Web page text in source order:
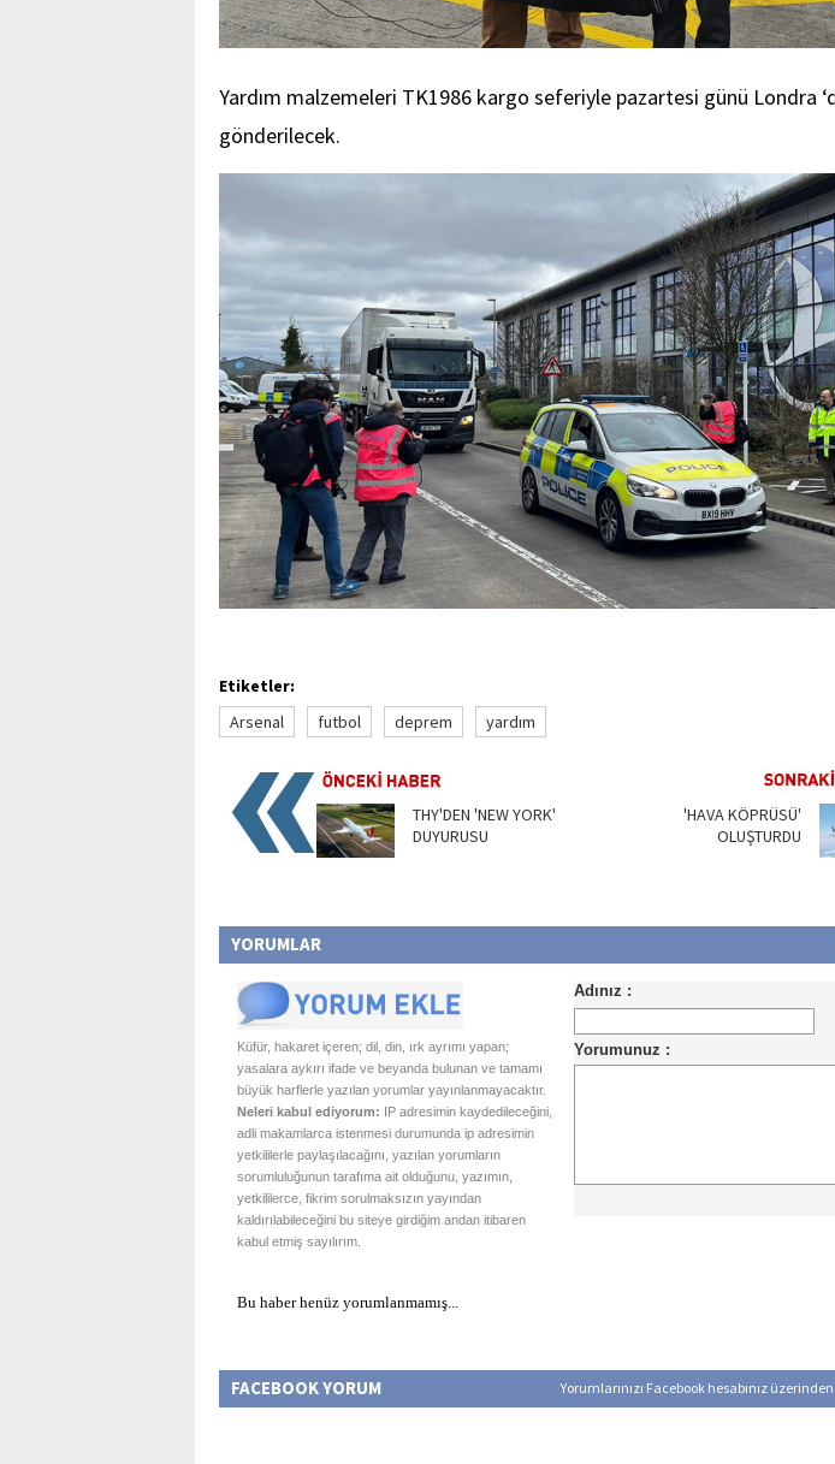
Yardım malzemeleri TK1986 kargo seferiyle pazartesi günü Londra
gönderilecek.
Etiketler:
Arsenal
futbol deprem yardım
THY'DEN 'NEW YORK'
DUYURUSU
'HAVA KÖPRÜSÜ'
OLUŞTURDU
YORUMLAR
Küfür, hakaret içeren; dil, din, ırk ayrımı yapan;
yasalara aykırı ifade ve beyanda bulunan ve tamamı
büyük harflerle yazılan yorumlar yayınlanmayacaktır.
Neleri kabul ediyorum: IP adresimin kaydedileceğini,
adli makamlarca istenmesi durumunda ip adresimin
yetkililerle paylaşılacağını, yazılan yorumların
sorumluluğunun tarafıma ait olduğunu, yazımın,
yetkililerce, fikrim sorulmaksızın yayından
kaldırılabileceğini bu siteye girdiğim andan itibaren
kabul etmiş sayılırım.
Bu haber henüz yorumlanmamış...
FACEBOOK YORUM Yorumlarınızı Facebook hesabınız